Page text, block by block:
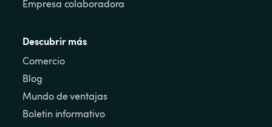
Empresa colaboradora
Descubrir más
Comercio
Blog
Mundo de ventajas
Boletin informativo